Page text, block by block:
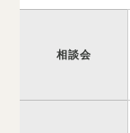
相談会